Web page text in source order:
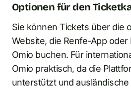
Optionen für den
Sie können Tickets über die
Website, die Renfe-App
Omio buchen. Für
Omio praktisch, da die
unterstützt und